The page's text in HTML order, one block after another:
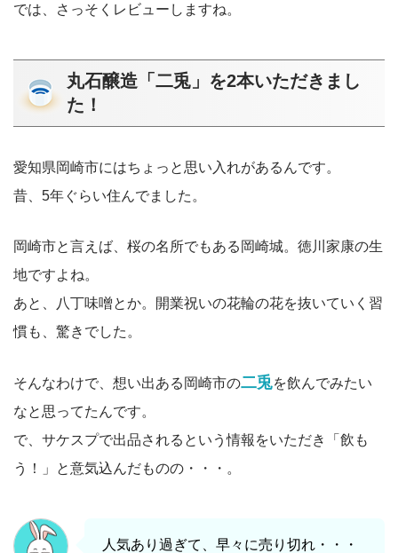
では、さっそくレビューしますね。
丸石醸造「二兎」を2本いただきまし
た！
愛知県岡崎市にはちょっと思い入れがあるんです。
昔、5年ぐらい住んでました。
岡崎市と言えば、桜の名所でもある岡崎城。徳川家康の生
地ですよね。
あと、八丁味噌とか。開業祝いの花輪の花を抜いていく習
慣も、驚きでした。
そんなわけで、想い出ある岡崎市の二兎を飲んでみたい
なと思ってたんです。
で、サケスプで出品されるという情報をいただき「飲も
う！」と意気込んだものの・・・。
人気あり過ぎて、早々に売り切れ・・・